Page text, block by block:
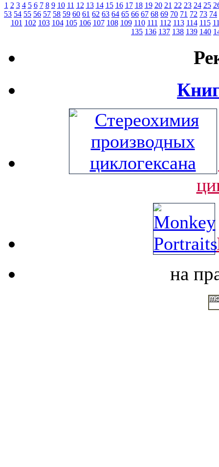
1 2 3 4 5 6 7 8 9 10 11 12 13 14 15 16 17 18 19 20 21 22 23 24 25
53 54 55 56 57 58 59 60 61 62 63 64 65 66 67 68 69 70 71 72 73 74
101 102 103 104 105 106 107 108 109 110 111 112 113 114 115
135 136 137 138 139 140
на